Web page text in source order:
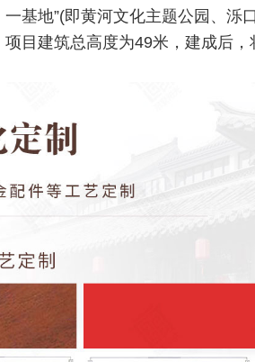
基地”(即黄河文化主题公园、泺
目建筑总高度为49米，建成后，